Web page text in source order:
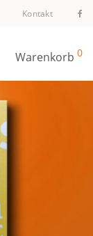
Kontakt
Warenkorb 0